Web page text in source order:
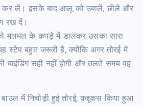
कर लें। इसके बाद आलू को उबालें, छीलें और
रख दें।
मलमल के कपड़े में डालकर उसका सारा
स्टेप बहुत जरूरी है, क्योंकि अगर तोरई में
बाइंडिंग सही नहीं होगी और तलते समय वह
में निचोड़ी हुई तोरई, कद्दूकस किया हुआ